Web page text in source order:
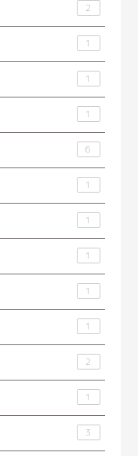
2
1
1
1
6
1
1
1
1
1
2
1
3